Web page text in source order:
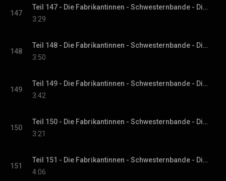
147
Teil 147 - Die Fabrikantinnen - Schwesternbande - Die Fabrikantinnen-Saga, Band 1
3:29
148
Teil 148 - Die Fabrikantinnen - Schwesternbande - Die Fabrikantinnen-Saga, Band 1
3:50
149
Teil 149 - Die Fabrikantinnen - Schwesternbande - Die Fabrikantinnen-Saga, Band 1
3:42
150
Teil 150 - Die Fabrikantinnen - Schwesternbande - Die Fabrikantinnen-Saga, Band 1
3:21
151
Teil 151 - Die Fabrikantinnen - Schwesternbande - Die Fabrikantinnen-Saga, Band 1
4:06